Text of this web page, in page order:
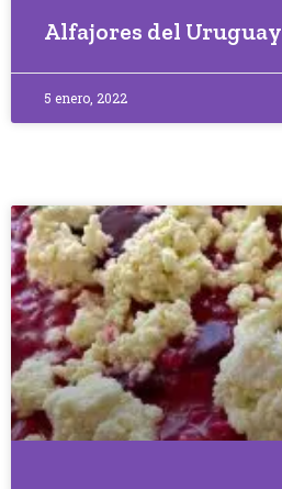
Alfajores del Uruguay
5 enero, 2022